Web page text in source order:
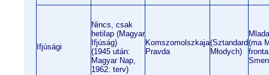
Ifjúsági
Nincs, csak
hetilap (Magyar
Ifjúság)
(1945 után:
Magyar Nap,
1962: terv)
Komszomolszkaja
Pravda
(Sztandard
Młodych)
(ma